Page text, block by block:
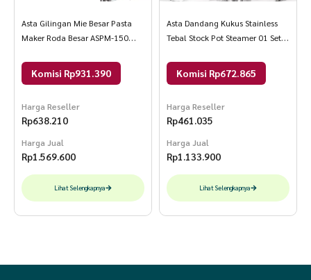
- Material Food Grade
- Anti Lengket dengan motif marble
- Warna : hitam marble
2. Panci Anti Lengket Set Lengkap Asta Milan 7 pcs
Berwarna merah muda yang cantik, memberikan suasana feminim di
dapur anda. Materialnya dari besi campuran kuat dengan coating anti
Asta Gilingan Mie Besar Pasta
Maker Roda Besar ASPM-150
Komisi Rp931.390
Harga Reseller
Rp638.210
Harga Jual
Rp1.569.600
Lihat Selengkapnya
Asta Dandang Kukus Stainless
Tebal Stock Pot Steamer 01 Set 4
Komisi Rp672.865
Harga Reseller
Rp461.035
Harga Jual
Rp1.133.900
Lihat Selengkapnya